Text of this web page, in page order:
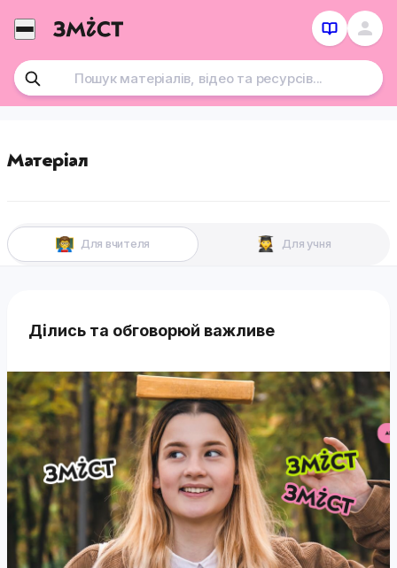
Перейти
до
Матеріал
Для вчителя Для учня
Ділись та обговорюй важливе